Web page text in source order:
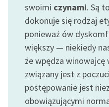
Ręce pełne poezji
Kolekcje edukacyjne
twórców przechodzących
do domeny publicznej,
lektur szkolnych oraz
Starego Testamentu
Odkurzamy bohaterów
swoimi czynami. Są
dokonuje się rodzaj
ponieważ ów
większy — niekiedy
że wpędza winowajcę
związany jest z
postępowanie jest
obowiązującymi